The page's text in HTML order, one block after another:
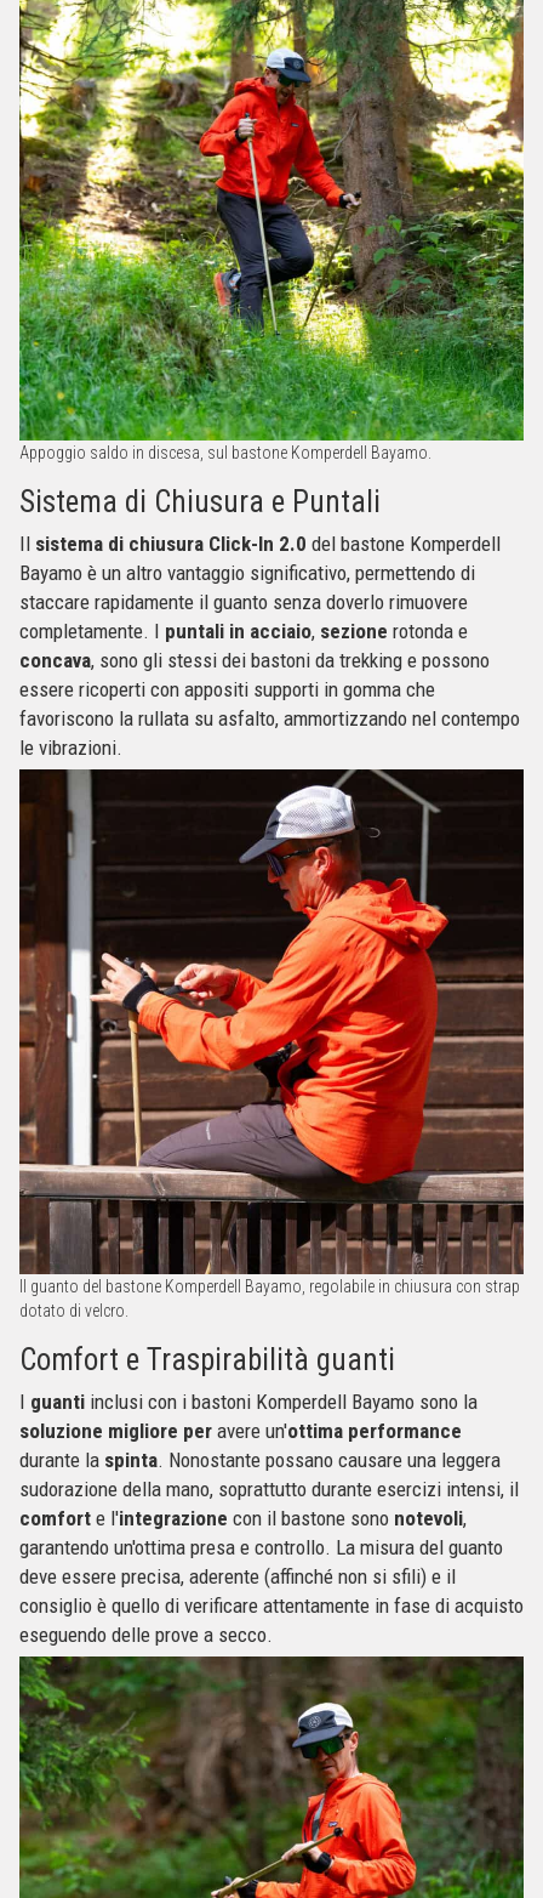
Appoggio saldo in discesa, sul bastone Komperdell Bayamo.
Sistema di Chiusura e Puntali
Il sistema di chiusura Click-In 2.0 del bastone Komperdell
Bayamo è un altro vantaggio significativo, permettendo di
staccare rapidamente il guanto senza doverlo rimuovere
completamente. I puntali in acciaio, sezione rotonda e
concava, sono gli stessi dei bastoni da trekking e possono
essere ricoperti con appositi supporti in gomma che
favoriscono la rullata su asfalto, ammortizzando nel contempo
le vibrazioni.
Il guanto del bastone Komperdell Bayamo, regolabile in chiusura con strap
dotato di velcro.
Comfort e Traspirabilità guanti
I guanti inclusi con i bastoni Komperdell Bayamo sono la
soluzione migliore per avere un'ottima performance
durante la spinta. Nonostante possano causare una leggera
sudorazione della mano, soprattutto durante esercizi intensi, il
comfort e l'integrazione con il bastone sono notevoli,
garantendo un'ottima presa e controllo. La misura del guanto
deve essere precisa, aderente (affinché non si sfili) e il
consiglio è quello di verificare attentamente in fase di acquisto
eseguendo delle prove a secco.